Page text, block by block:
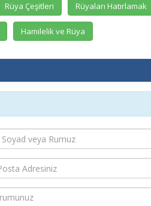
Rüya Çeşitleri Rüyaları Hatırlamak
Hamilelik ve Rüya